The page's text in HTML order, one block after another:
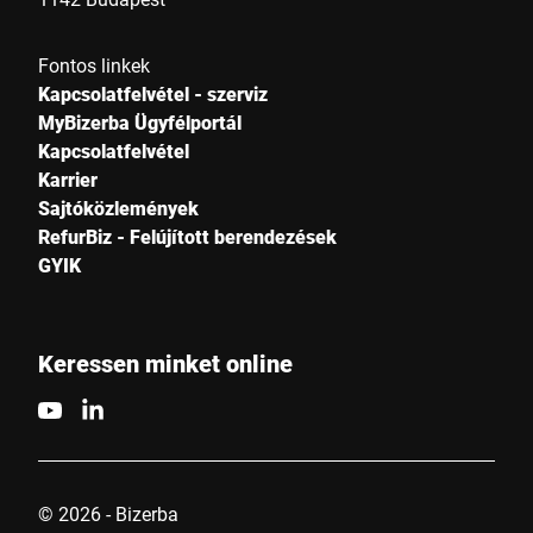
Fontos linkek
Kapcsolatfelvétel - szerviz
MyBizerba Ügyfélportál
Kapcsolatfelvétel
Karrier
Sajtóközlemények
RefurBiz - Felújított berendezések
GYIK
Keressen minket online
© 2026 - Bizerba